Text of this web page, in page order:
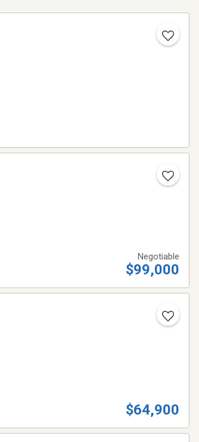
Negotiable
$99,000
$64,900